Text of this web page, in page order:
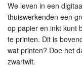
We leven in een
thuiswerkenden een
op papier en inkt kunt
te printen. Dit is
wat printen? Doe het
zwartwit.